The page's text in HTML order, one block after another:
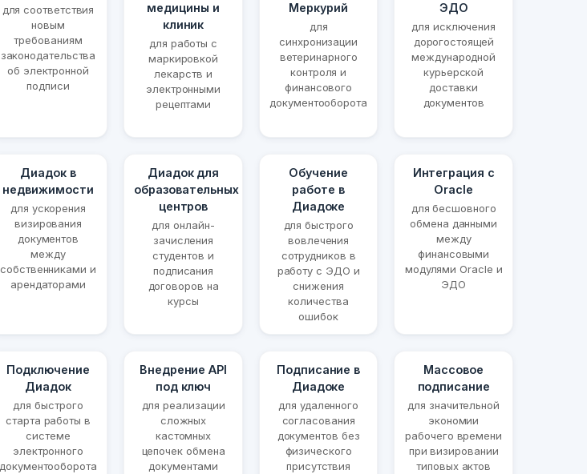
для соответствия
новым
требованиям
законодательства
об электронной
подписи
медицины и
клиник
для работы с
маркировкой
лекарств и
электронными
рецептами
Меркурий
для
синхронизации
ветеринарного
контроля и
финансового
документооборота
ЭДО
для исключения
дорогостоящей
международной
курьерской
доставки
документов
Диадок в
недвижимости
для ускорения
визирования
документов
между
собственниками и
арендаторами
Диадок для
образовательных
центров
для онлайн-
зачисления
студентов и
подписания
договоров на
курсы
Обучение
работе в
Диадоке
для быстрого
вовлечения
сотрудников в
работу с ЭДО и
снижения
количества
ошибок
Интеграция с
Oracle
для бесшовного
обмена данными
между
финансовыми
модулями Oracle и
ЭДО
Подключение
Диадок
для быстрого
старта работы в
системе
электронного
документооборота
Внедрение API
под ключ
для реализации
сложных
кастомных
цепочек обмена
документами
Подписание в
Диадоке
для удаленного
согласования
документов без
физического
присутствия
Массовое
подписание
для значительной
экономии
рабочего времени
при визировании
типовых актов